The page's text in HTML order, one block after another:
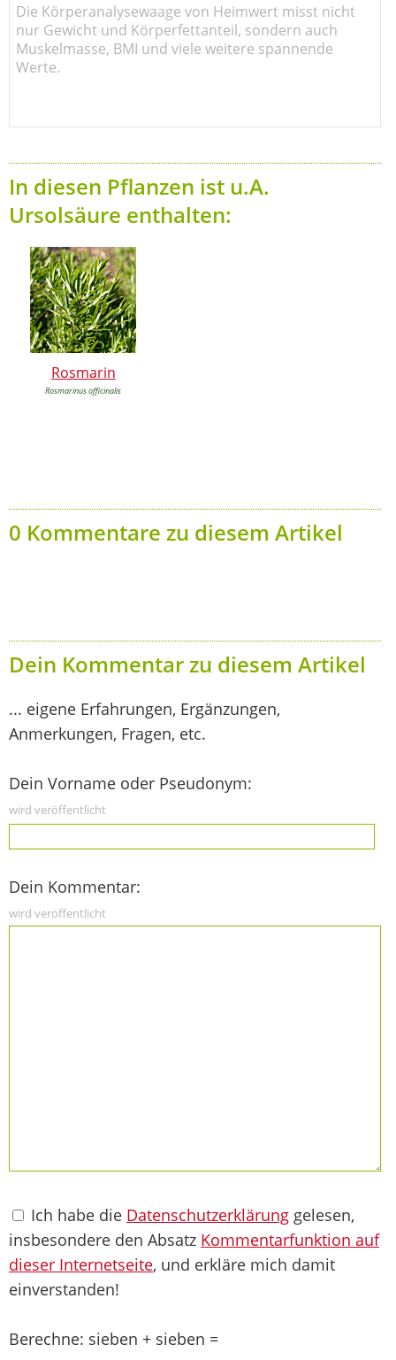
Die Körperanalysewaage von Heimwert misst nicht
nur Gewicht und Körperfettanteil, sondern auch
Muskelmasse, BMI und viele weitere spannende
Werte.
In diesen Pflanzen ist u.A.
Ursolsäure enthalten:
Rosmarin
Rosmarinus officinalis
0 Kommentare zu diesem Artikel
Dein Kommentar zu diesem Artikel
... eigene Erfahrungen, Ergänzungen,
Anmerkungen, Fragen, etc.
Dein Vorname oder Pseudonym:
wird veröffentlicht
Dein Kommentar:
wird veröffentlicht
Ich habe die Datenschutzerklärung gelesen,
insbesondere den Absatz Kommentarfunktion auf
dieser Internetseite, und erkläre mich damit
einverstanden!
Berechne: sieben + sieben =